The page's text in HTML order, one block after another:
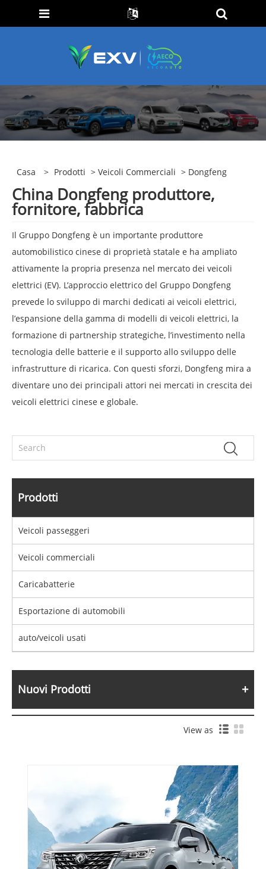
Casa > Prodotti >Veicoli Commerciali > Dongfeng
China Dongfeng produttore,
fornitore, fabbrica
Il Gruppo Dongfeng è un importante produttore
automobilistico cinese di proprietà statale e ha ampliato
attivamente la propria presenza nel mercato dei veicoli
elettrici (EV). L’approccio elettrico del Gruppo Dongfeng
prevede lo sviluppo di marchi dedicati ai veicoli elettrici,
l’espansione della gamma di modelli di veicoli elettrici, la
formazione di partnership strategiche, l’investimento nella
tecnologia delle batterie e il supporto allo sviluppo delle
infrastrutture di ricarica. Con questi sforzi, Dongfeng mira a
diventare uno dei principali attori nei mercati in crescita dei
veicoli elettrici cinese e globale.
Prodotti
Veicoli passeggeri
Veicoli commerciali
Caricabatterie
Esportazione di automobili
auto/veicoli usati
Nuovi Prodotti
View as